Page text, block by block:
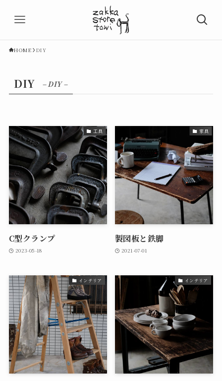
HOME DIY
DIY – DIY –
工具
C型クランプ
2023-05-18
家具
製図板と鉄脚
2021-07-01
インテリア インテリア